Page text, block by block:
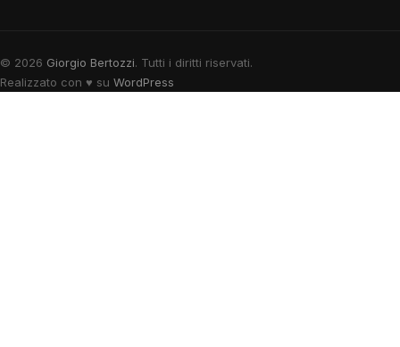
© 2026 Giorgio Bertozzi. Tutti i diritti riservati.
Realizzato con ♥ su WordPress